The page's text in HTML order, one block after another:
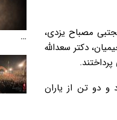
مصباح یزدی،
دکتر سعدالله
دو تن از یاران
…